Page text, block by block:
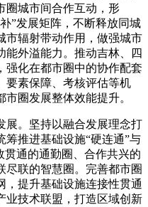
圈城市间合作互动，形
”发展矩阵，不断释放同城
市辐射带动作用，做强城市
能外溢能力。推动吉林、四
强化在都市圈中的协作配套
要素保障、考核评估等机
圈发展整体效能提升。
。坚持以融合发展理念打
推进基础设施“硬连通”与
贯通的通勤圈、合作共兴的
尽联的智慧圈。完善都市圈
，提升基础设施连接性贯通
业技术联盟，打造区域创新